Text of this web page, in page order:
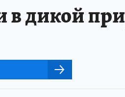
в дикой